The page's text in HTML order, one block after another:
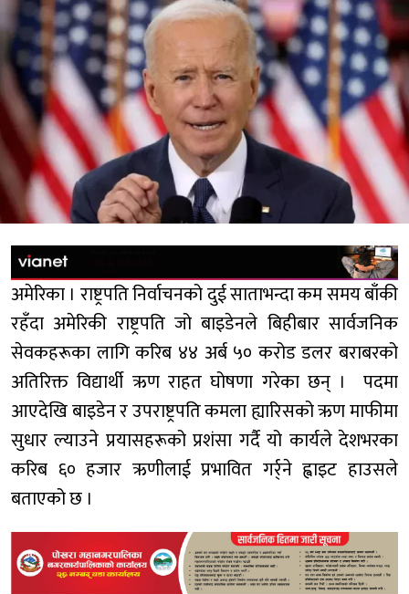
अमेरिका । राष्ट्रपति निर्वाचनको दुई साताभन्दा कम समय बाँकी
रहँदा अमेरिकी राष्ट्रपति जो बाइडेनले बिहीबार सार्वजनिक
सेवकहरूका लागि करिब ४४ अर्ब ५० करोड डलर बराबरको
अतिरिक्त विद्यार्थी ऋण राहत घोषणा गरेका छन् । पदमा
आएदेखि बाइडेन र उपराष्ट्रपति कमला ह्यारिसको ऋण माफीमा
सुधार ल्याउने प्रयासहरूको प्रशंसा गर्दै यो कार्यले देशभरका
करिब ६० हजार ऋणीलाई प्रभावित गर्र्ने ह्वाइट हाउसले
बताएको छ ।